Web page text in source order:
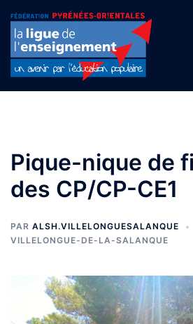
contenu
Pique-nique de
des CP/CP-CE1
PAR ALSH.VILLELONGUESALANQUE
VILLELONGUE-DE-LA-SALANQUE